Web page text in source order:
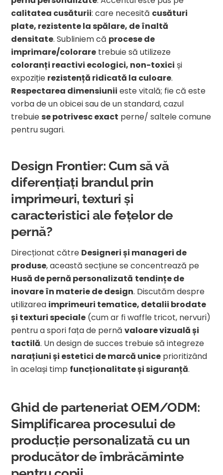
calitatea cusăturii: care necesită cusături
plate, rezistente la spălare, de înaltă
densitate. Subliniem că procese de
imprimare/colorare trebuie să utilizeze
coloranți reactivi ecologici, non-toxici și
expoziție rezistență ridicată la culoare.
Respectarea dimensiunii este vitală; fie că este
vorba de un obicei sau de un standard, cazul
trebuie se potrivesc exact perne/ saltele comune
pentru sugari.
Design Frontier: Cum să vă
diferențiați brandul prin
imprimeuri, texturi și
caracteristici ale fețelor de
pernă?
Direcționat către Designeri și manageri de
produse, această secțiune se concentrează pe
Husă de pernă personalizată tendințe de
inovare în materie de design. Discutăm despre
utilizarea imprimeuri tematice, detalii brodate
și texturi speciale (cum ar fi waffle tricot, nervuri)
pentru a spori fața de pernăvaloare vizuală și
tactilă. Un design de succes trebuie să integreze
narațiuni și estetici de marcă unice prioritizând
în același timp funcționalitate și siguranță.
Ghid de parteneriat OEM/ODM:
Simplificarea procesului de
producție personalizată cu un
producător de îmbrăcăminte